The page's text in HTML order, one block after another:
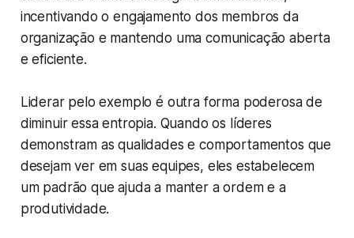
incentivando o engajamento dos membros da
organização e mantendo uma comunicação aberta
e eficiente.
Liderar pelo exemplo é outra forma poderosa de
diminuir essa entropia. Quando os líderes
demonstram as qualidades e comportamentos que
desejam ver em suas equipes, eles estabelecem
um padrão que ajuda a manter a ordem e a
produtividade.